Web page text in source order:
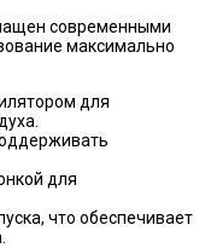
современными
максимально
для
для
что обеспечивает